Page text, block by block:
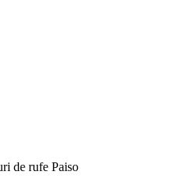
de rufe Paiso